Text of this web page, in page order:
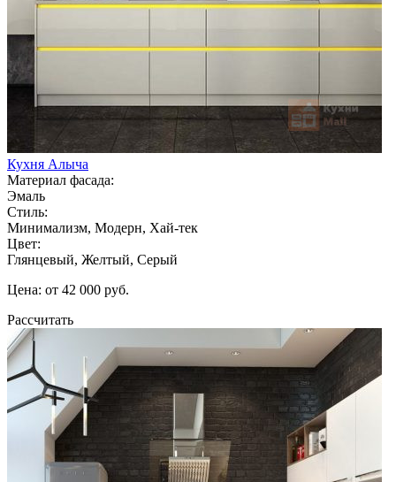
Кухня Алыча
Материал фасада:
Эмаль
Стиль:
Минимализм, Модерн, Хай-тек
Цвет:
Глянцевый, Желтый, Серый
Цена: от 42 000 руб.
Рассчитать